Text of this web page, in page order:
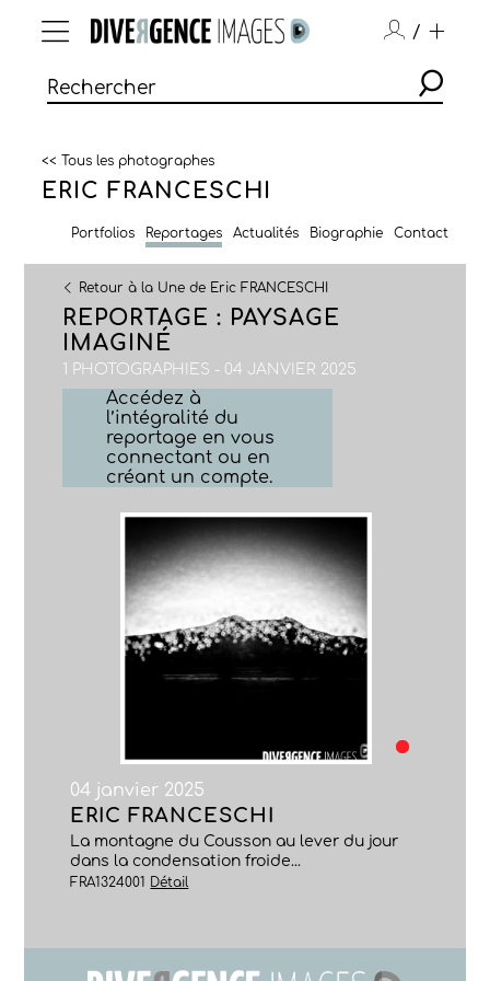
/
<< Tous les photographes
ERIC FRANCESCHI
Portfolios Reportages Actualités Biographie Contact
Retour à la Une de Eric FRANCESCHI
REPORTAGE : PAYSAGE
IMAGINÉ
1 PHOTOGRAPHIES - 04 JANVIER 2025
Accédez à
l’intégralité du
reportage en vous
connectant ou en
créant un compte.
04 janvier 2025
ERIC FRANCESCHI
La montagne du Cousson au lever du jour
dans la condensation froide...
FRA1324001 Détail